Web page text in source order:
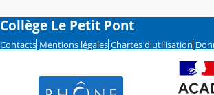
Collège Le Petit Pont
Contacts Mentions légales Chartes d'utilisation